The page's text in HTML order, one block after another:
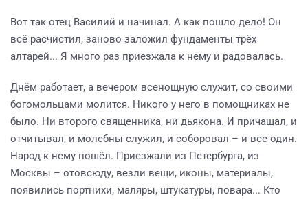
Вот так отец Василий и начинал. А как пошло дело! Он
всё расчистил, заново заложил фундаменты трёх
алтарей... Я много раз приезжала к нему и радовалась.
Днём работает, а вечером всенощную служит, со своими
богомольцами молится. Никого у него в помощниках не
было. Ни второго священника, ни дьякона. И причащал, и
отчитывал, и молебны служил, и соборовал – и все один.
Народ к нему пошёл. Приезжали из Петербурга, из
Москвы – отовсюду, везли вещи, иконы, материалы,
появились портнихи, маляры, штукатуры, повара... Кто